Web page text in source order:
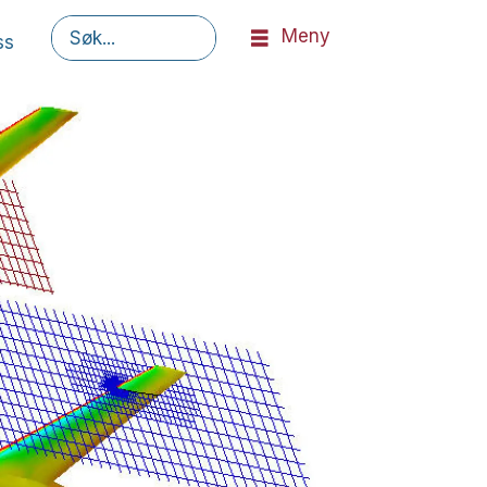
Søk
Meny